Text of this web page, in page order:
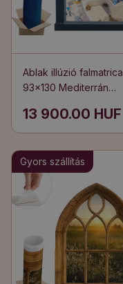
Ablak illúzió falmatrica
93x130 Mediterrán
13 900.00 HUF
Gyors szállítás